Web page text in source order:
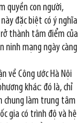
quyền con người,
đặc biệt có ý nghĩa
thành tâm điểm của
ninh mạng ngày càng
về Công ước Hà Nội
khác: đó là, chỉ
chung làm trung tâm
gia có trình độ và hệ